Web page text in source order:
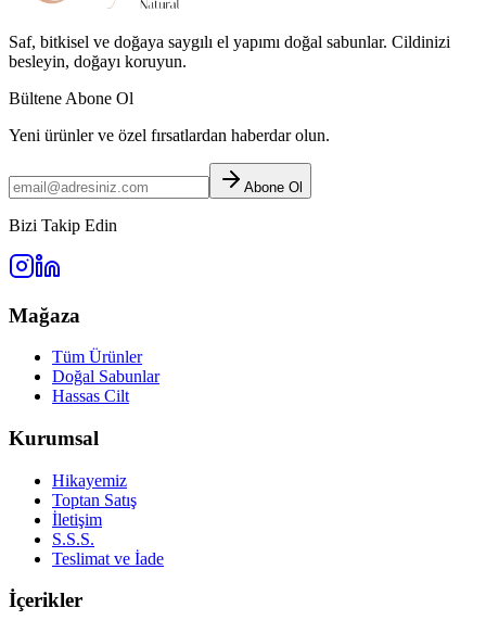
Saf, bitkisel ve doğaya saygılı el yapımı doğal sabunlar. Cildinizi
besleyin, doğayı koruyun.
Bültene Abone Ol
Yeni ürünler ve özel fırsatlardan haberdar olun.
Abone Ol
Bizi Takip Edin
Mağaza
Tüm Ürünler
Doğal Sabunlar
Hassas Cilt
Kurumsal
Hikayemiz
Toptan Satış
İletişim
S.S.S.
Teslimat ve İade
İçerikler